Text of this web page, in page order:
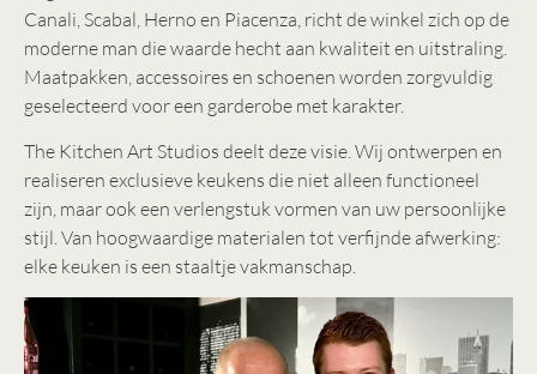
Canali, Scabal, Herno en Piacenza, richt de winkel zich op de
moderne man die waarde hecht aan kwaliteit en uitstraling.
Maatpakken, accessoires en schoenen worden zorgvuldig
geselecteerd voor een garderobe met karakter.
The Kitchen Art Studios deelt deze visie. Wij ontwerpen en
realiseren exclusieve keukens die niet alleen functioneel
zijn, maar ook een verlengstuk vormen van uw persoonlijke
stijl. Van hoogwaardige materialen tot verfijnde afwerking:
elke keuken is een staaltje vakmanschap.